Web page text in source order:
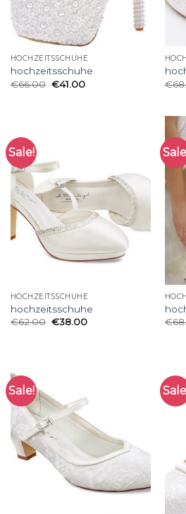
HOCHZEITSSCHUHE
hochzeitsschuhe
€66.00 €41.00
€
Sale!
HOCHZEITSSCHUHE
hochzeitsschuhe
€62.00 €38.00
€
Sale!